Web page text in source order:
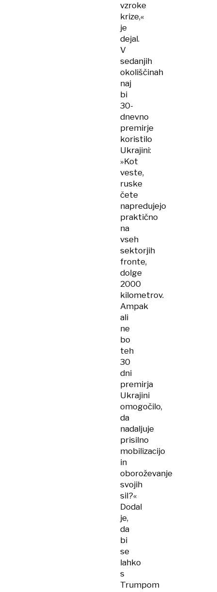
vzroke
krize,«
je
dejal.
V
sedanjih
okoliščinah
naj
bi
30-
dnevno
premirje
koristilo
Ukrajini:
»Kot
veste,
ruske
čete
napredujejo
praktično
na
vseh
sektorjih
fronte,
dolge
2000
kilometrov.
Ampak
ali
ne
bo
teh
30
dni
premirja
Ukrajini
omogočilo,
da
nadaljuje
prisilno
mobilizacijo
in
oboroževanje
svojih
sil?«
Dodal
je,
da
bi
se
lahko
s
Trumpom